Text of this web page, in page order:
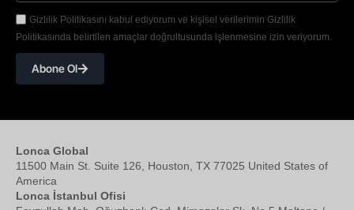
Gizlilik Politikasını kabul ediyorum ve kişisel verilerimin Gizlilik
Politikasında belirtilen amaçlar doğrultusunda işlenmesine izin veriyorum.
Abone Ol
Lonca Global
11500 Main St. Suite 126, Houston, TX 77025 United States of
America
Lonca İstanbul Ofisi